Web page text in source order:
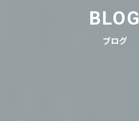
BLOG
ブログ